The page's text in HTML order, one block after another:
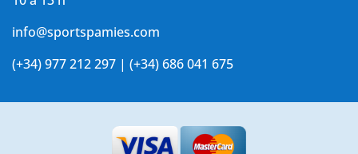
info@sportspamies.com
(+34) 977 212 297 | (+34) 686 041 675